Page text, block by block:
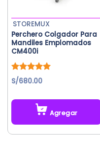
Perchero Colgador Para
Mandiles Emplomados
CM400i
Valorado
con5.00
STOREMUX
S/680.00
Agregar